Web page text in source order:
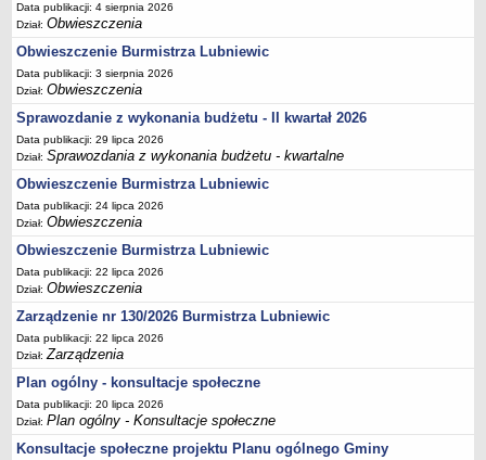
Transmisja z obrad sesji
Zadania i uprawnienia
Skład Rady Miejskiej
Plan pracy Rady Miejskiej
Terminy posiedzeń Rady
Głosowania
Protokoły z posiedzeń Rady Miejskiej
Składy Komisji
Terminy posiedzeń Komisji
Plan pracy Komisji Rewizyjnej
Plan pracy pozostałych Komisji
Oświadczenia majątkowe
Interpelacje radnych wraz z odpowiedziami
Zapytania radnych wraz z odpowiedziami
Apele
JEDNOSTKI ORGANIZACYJNE
Biblioteka - Centrum Kultury
Data publikacji: 4 sierpnia 2026
Dział:Obwieszczenia
Obwieszczenie Burmistrza Lubniewic
Data publikacji: 3 sierpnia 2026
Dział:Obwieszczenia
Sprawozdanie z wykonania budżetu - II kwartał 2026
Data publikacji: 29 lipca 2026
Dział:Sprawozdania z wykonania budżetu - kwartalne
Obwieszczenie Burmistrza Lubniewic
Data publikacji: 24 lipca 2026
Dział:Obwieszczenia
Obwieszczenie Burmistrza Lubniewic
Data publikacji: 22 lipca 2026
Dział:Obwieszczenia
Zarządzenie nr 130/2026 Burmistrza Lubniewic
Data publikacji: 22 lipca 2026
Dział:Zarządzenia
Plan ogólny - konsultacje społeczne
Data publikacji: 20 lipca 2026
Dział:Plan ogólny - Konsultacje społeczne
Konsultacje społeczne projektu Planu ogólnego Gminy